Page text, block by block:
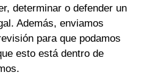
determinar o defender un
Además, enviamos
para que podamos
esto está dentro de